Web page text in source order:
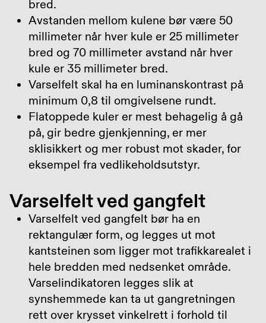
bred.
Avstanden mellom kulene bør være 50
millimeter når hver kule er 25 millimeter
bred og 70 millimeter avstand når hver
kule er 35 millimeter bred.
Varselfelt skal ha en luminanskontrast på
minimum 0,8 til omgivelsene rundt.
Flatoppede kuler er mest behagelig å gå
på, gir bedre gjenkjenning, er mer
sklisikkert og mer robust mot skader, for
eksempel fra vedlikeholdsutstyr.
Varselfelt ved gangfelt
Varselfelt ved gangfelt bør ha en
rektangulær form, og legges ut mot
kantsteinen som ligger mot trafikkarealet i
hele bredden med nedsenket område.
Varselindikatoren legges slik at
synshemmede kan ta ut gangretningen
rett over krysset vinkelrett i forhold til